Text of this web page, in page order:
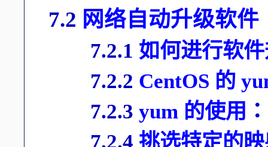
7.2 网络自动升级软件
7.2.1 如何进行软
7.2.2 CentOS 的
7.2.3 yum 的使用
7.2.4 挑选特定的